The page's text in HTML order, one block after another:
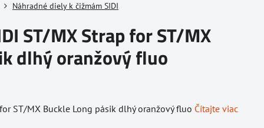
Náhradné diely k čižmám SIDI
ST/MX Strap for ST/MX
dlhý oranžový fluo
ST/MX Buckle Long pásik dlhý oranžový fluo Čítajte viac